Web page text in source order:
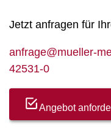
Jetzt anfragen für
anfrage@mueller-
42531-0
Angebot